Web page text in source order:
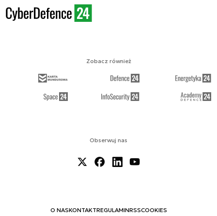
Obserwuj nas
O NASKONTAKTREGULAMINRSSCOOKIES
Zobacz również